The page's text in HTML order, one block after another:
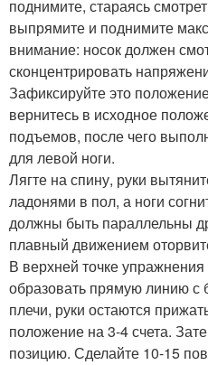
поднимите, стараясь
выпрямите и поднимите
внимание: носок должен
сконцентрировать
Зафиксируйте это
вернитесь в исходное
подъемов, после чего
для левой ноги.
Лягте на спину, руки
ладонями в пол, а ноги
должны быть параллельны
плавный движением
В верхней точке
образовать прямую линию с
плечи, руки остаются
положение на 3-4 счета.
позицию. Сделайте 10-15